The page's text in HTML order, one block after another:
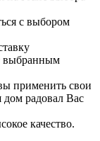
с выбором
выбранным
применить свои
радовал Вас
качество.